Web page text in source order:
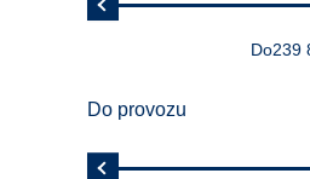
Do239
Do provozu